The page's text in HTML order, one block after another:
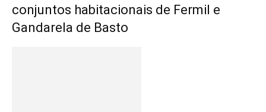
conjuntos habitacionais de Fermil e
Gandarela de Basto